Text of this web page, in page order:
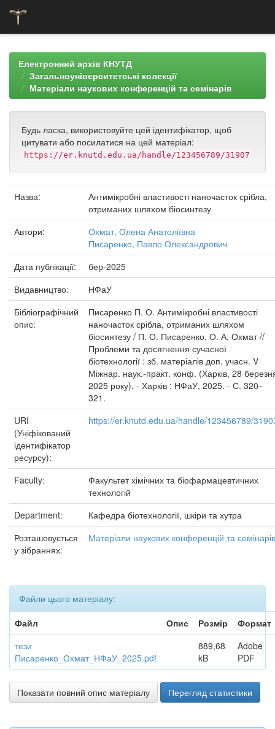
navigationЕлектронний архів КНУТД
Загальноуніверситетські колекції
Матеріали наукових конференцій та семінарів
Будь ласка, використовуйте цей ідентифікатор, щоб
цитувати або посилатися на цей матеріал:
https://er.knutd.edu.ua/handle/123456789/31907
Назва:
Антимікробні властивості наночасток срібла,
отриманих шляхом біосинтезу
Автори:
Охмат, Олена Анатоліївна
Писаренко, Павло Олександрович
Дата публікації:
бер-2025
Видавництво:
НФаУ
Бібліографічний
опис:
Писаренко П. О. Антимікробні властивості
наночасток срібла, отриманих шляхом
біосинтезу / П. О. Писаренко, О. А. Охмат //
Проблеми та досягнення сучасної
біотехнології : зб. матеріалів доп. учасн. V
Міжнар. наук.-практ. конф. (Харків, 28
2025 року). - Харків : НФаУ, 2025. - С. 320–
321.
URI
(Уніфікований
ідентифікатор
ресурсу):
https://er.knutd.edu.ua/handle/123456789/
Faculty:
Факультет хімічних та біофармацевтичних
технологій
Department:
Кафедра біотехнології, шкіри та хутра
Розташовується
у зібраннях:
Матеріали наукових конференцій та семінарів
Файли цього матеріалу:
Файл
Опис Розмір
Формат
тези
Писаренко_Охмат_НФаУ_2025.pdf
889,68
kB
Adobe
PDF
Показати повний опис матеріалу Перегляд статистики